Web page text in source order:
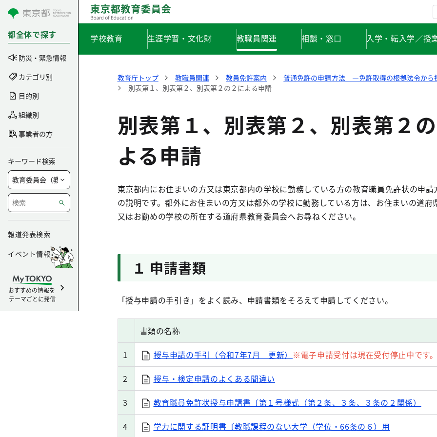
コンテンツにスキップ
都全体で探す
防災・緊急情報
カテゴリ別
目的別
組織別
事業者の方
キーワード検索
報道発表検索
イベント情報
おすすめの情報を
テーマごとに発信
学校教育 生涯学習・文化財 教職員関連 相談・窓口 入学・転入学／授
教育庁トップ 教職員関連 教員免許案内
普通免許の申請方法 ―免許取得の根拠法令か
別表第１、別表第２、別表第２の２による申請
別表第１、別表第２、別表第２
よる申請
東京都内にお住まいの方又は東京都内の学校に勤務している方の教育職員免許状の申請
の説明です。都外にお住まいの方又は都外の学校に勤務している方は、お住まいの道府
又はお勤めの学校の所在する道府県教育委員会へお尋ねください。
１ 申請書類
「授与申請の手引き」をよく読み、申請書類をそろえて申請してください。
書類の名称
1 授与申請の手引（令和7年7月 更新） ※電子申請受付は現在受付停止中です
2 授与・検定申請のよくある間違い
3 教育職員免許状授与申請書〔第１号様式（第２条、３条、３条の２関係）
4 学力に関する証明書〔教職課程のない大学（学位・66条の６）用